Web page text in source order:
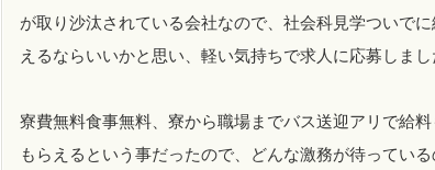
が取り沙汰されている会社なので、社会科見学ついでに
えるならいいかと思い、軽い気持ちで求人に応募しまし
寮費無料食事無料、寮から職場までバス送迎アリで給料
もらえるという事だったので、どんな激務が待ってい